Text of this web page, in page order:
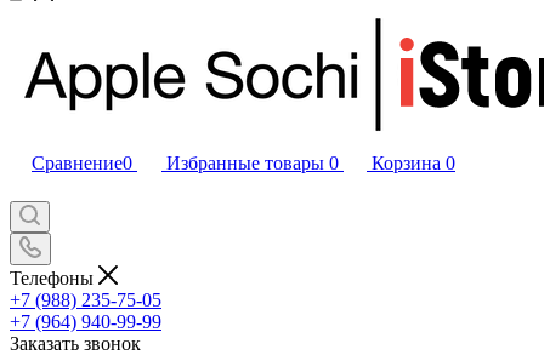
Сравнение0 Избранные товары 0 Корзина 0
Телефоны
+7 (988) 235-75-05
+7 (964) 940-99-99
Заказать звонок